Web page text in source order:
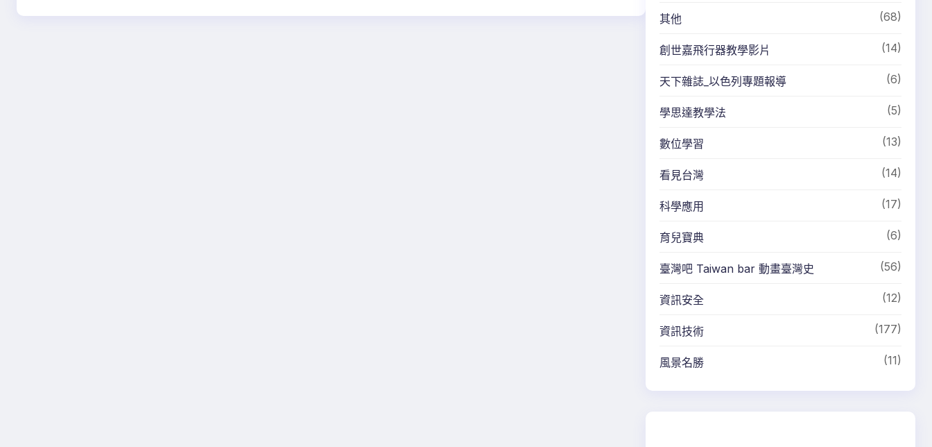
其他 (68)
創世嘉飛行器教學影片 (14)
天下雜誌_以色列專題報導 (6)
學思達教學法 (5)
數位學習 (13)
看見台灣 (14)
科學應用 (17)
育兒寶典 (6)
臺灣吧 Taiwan bar 動畫臺灣史 (56)
資訊安全 (12)
資訊技術 (177)
風景名勝 (11)